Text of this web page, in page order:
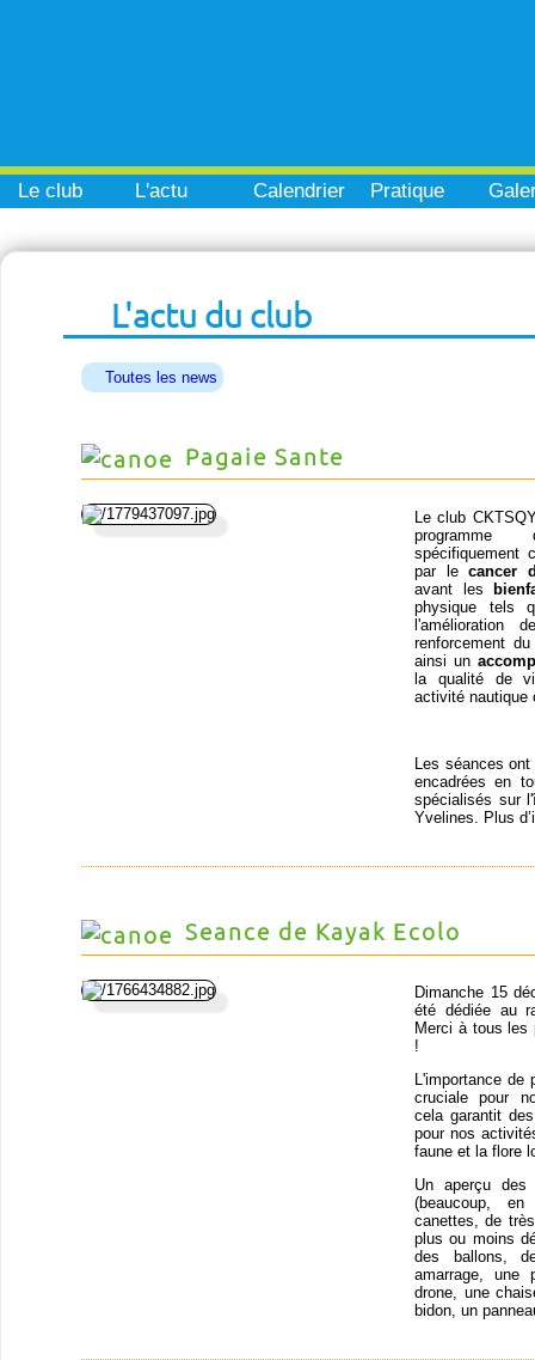
Le club L'actu Calendrier Pratique
L'actu du club
Toutes les news
Pagaie Sante
Le club
spécifiquement
par lecancer
avant les
physique tels
l'amélioration
renforcement
ainsi un
la qualité de
activité nautique
Les séances
encadrées en
spécialisés sur
Yvelines. Plus
Seance de Kayak Ecolo
Dimanche 15
été dédiée au
Merci à tous les
!
L'importance
cruciale pour
cela garantit
pour nos
faune et la flore
Un aperçu
(beaucoup,
canettes, de
plus ou moins
des ballons,
amarrage, une
drone, une
bidon, un